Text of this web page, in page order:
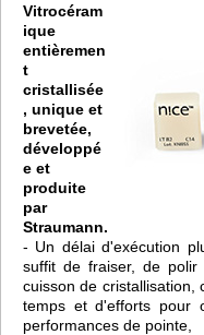
Vitrocéram
ique
entièremen
t
cristallisée
, unique et
brevetée,
développé
e et
produite
par
Straumann.
- Un délai d'exécution
suffit de fraiser, de
cuisson de cristallisation,
temps et d'efforts pour
performances de pointe,